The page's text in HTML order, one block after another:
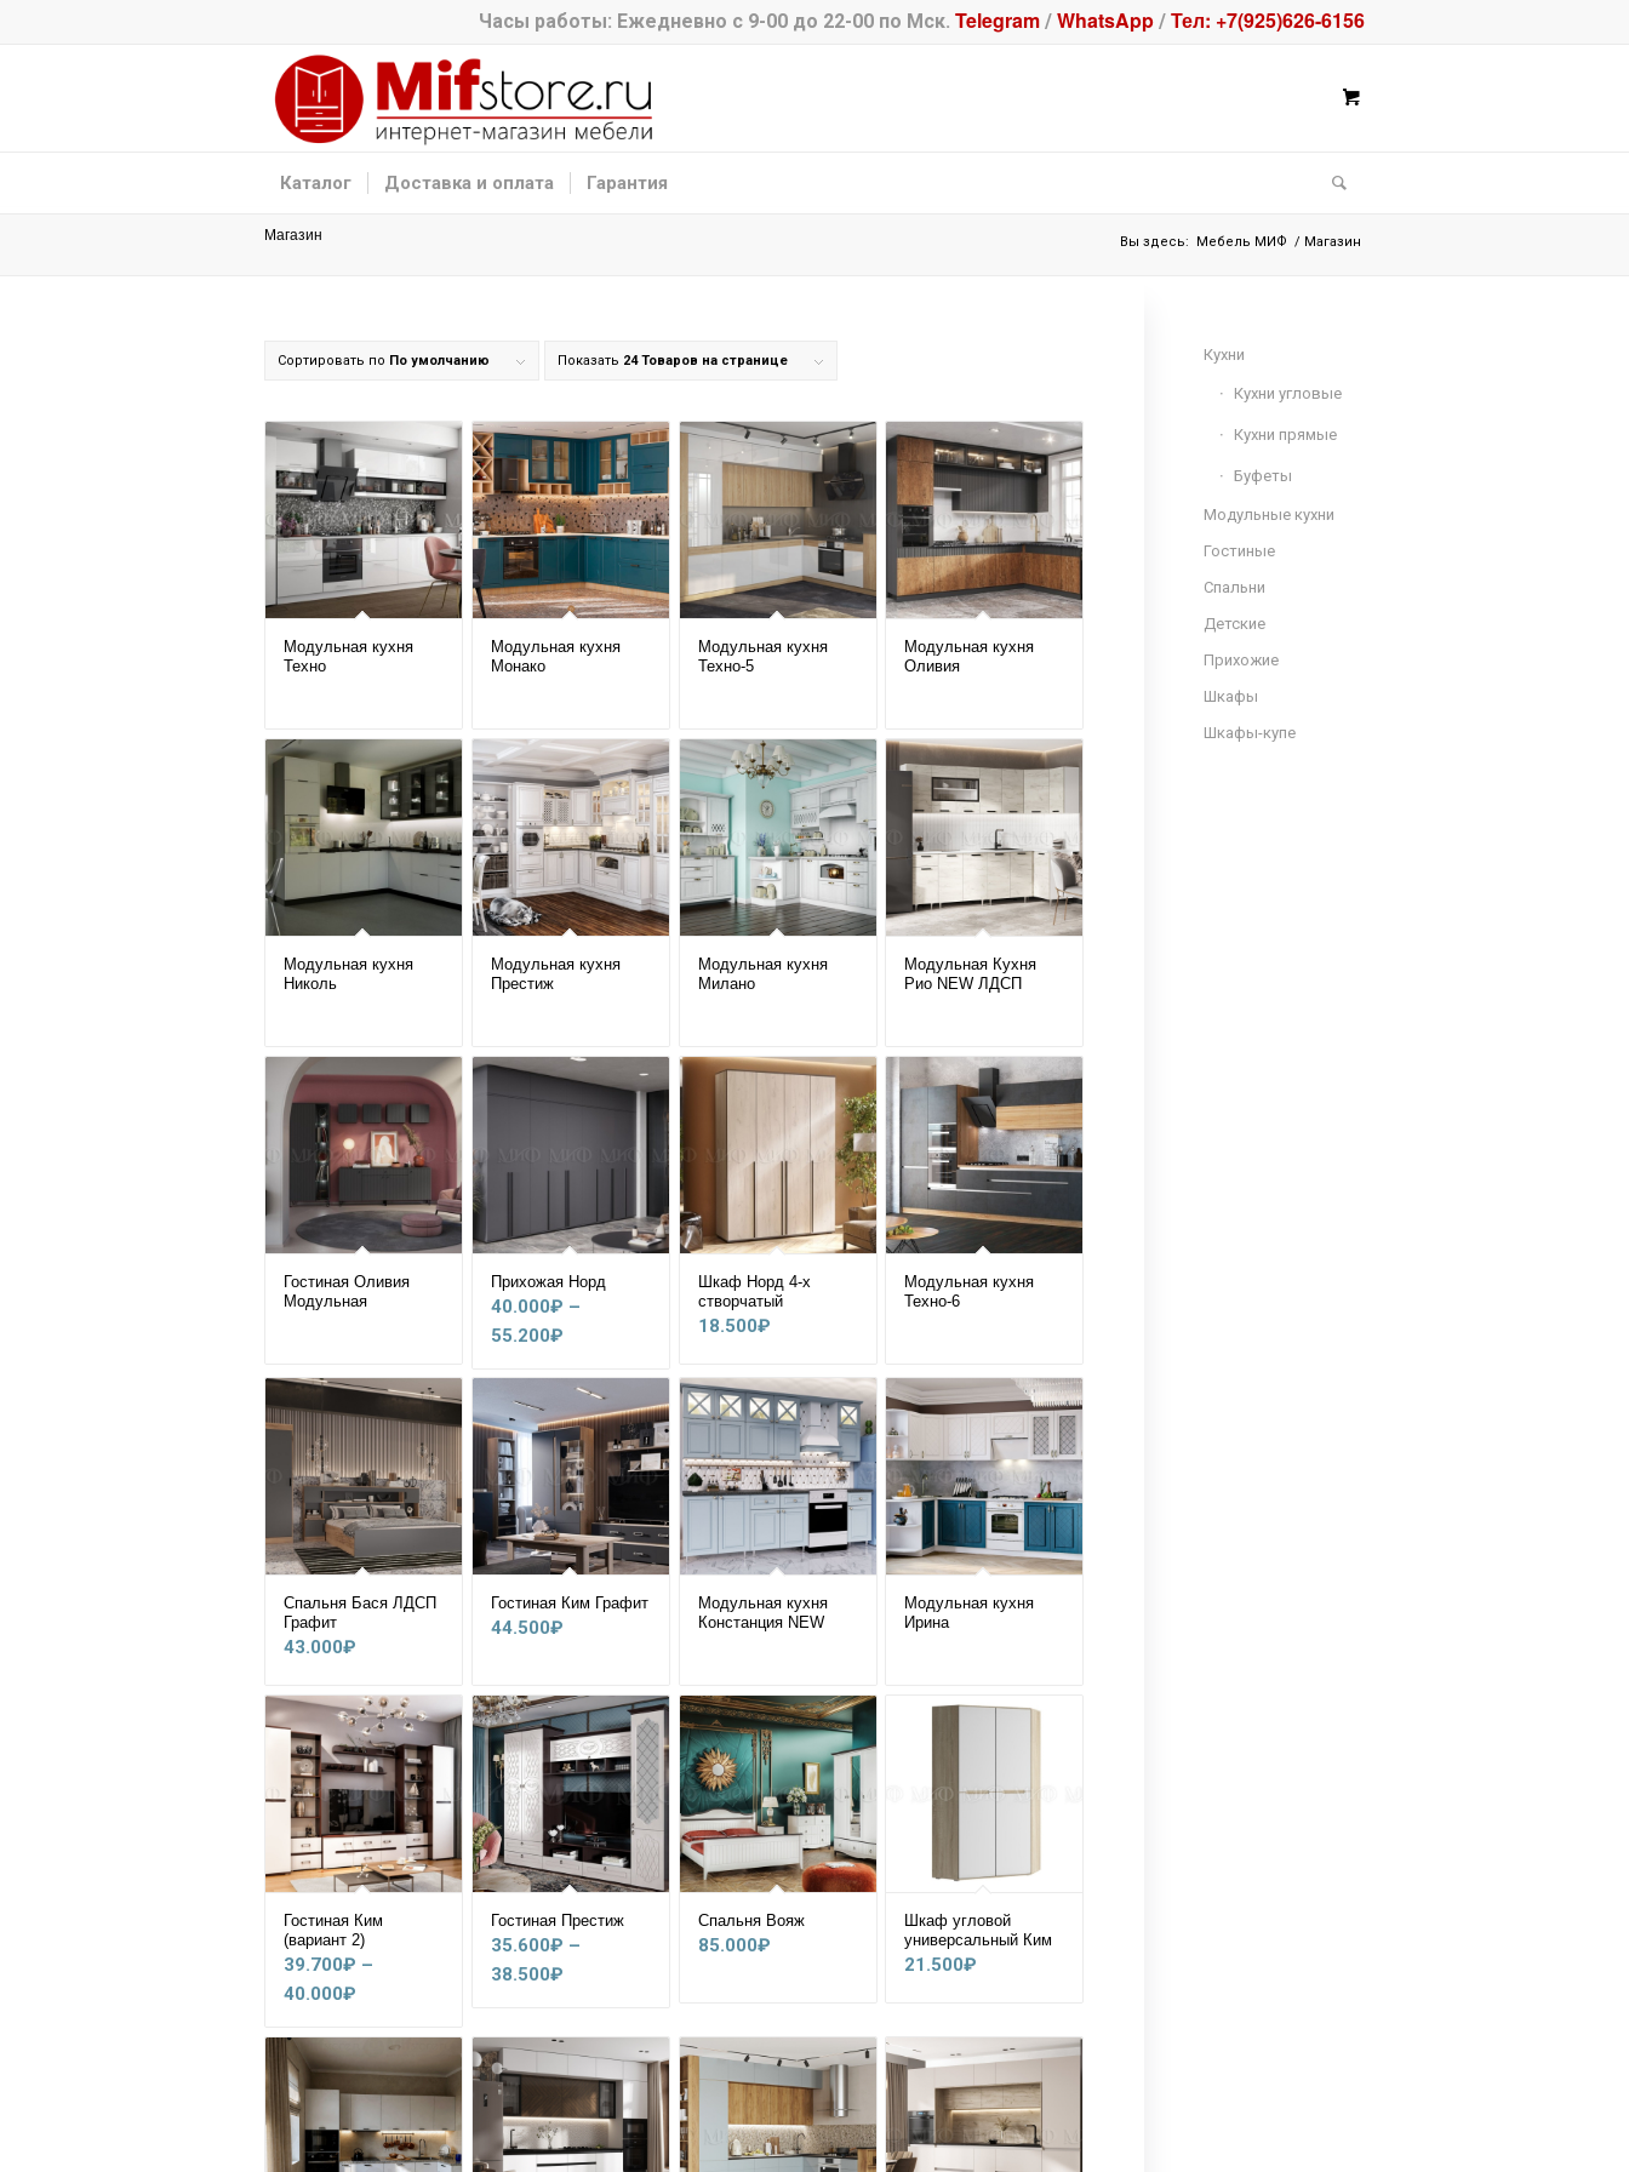
Часы работы: Ежедневно с 9-00 до 22-00 по Мск. Telegram / WhatsApp / Тел: +7(925)626-6156
Каталог Доставка и оплата Гарантия
Магазин Вы здесь: Мебель МИФ / Магазин
Сортировать по По умолчанию Показать 24 Товаров на странице
Модульная кухня
Техно
Модульная кухня
Монако
Модульная кухня
Техно-5
Модульная кухня
Оливия
Модульная кухня
Николь
Модульная кухня
Престиж
Модульная кухня
Милано
Модульная Кухня
Рио NEW ЛДСП
Гостиная Оливия
Модульная
Прихожая Норд
40.000₽ –
55.200₽Диапазон
40.000₽
–
55.200₽
Шкаф Норд 4-х
створчатый
18.500₽
Модульная кухня
Техно-6
Спальня Бася ЛДСП
Графит
43.000₽
Гостиная Ким Графит
44.500₽
Модульная кухня
Констанция NEW
Модульная кухня
Ирина
Гостиная Ким
(вариант 2)
39.700₽ –
40.000₽
39.700₽
–
40.000₽
Гостиная Престиж
35.600₽ –
38.500₽Диапазон
–
38.500₽
Спальня Вояж
85.000₽
Шкаф угловой
универсальный Ким
21.500₽
Кухни
Кухни угловые
Кухни прямые
Буфеты
Модульные кухни
Гостиные
Спальни
Детские
Прихожие
Шкафы
Шкафы-купе